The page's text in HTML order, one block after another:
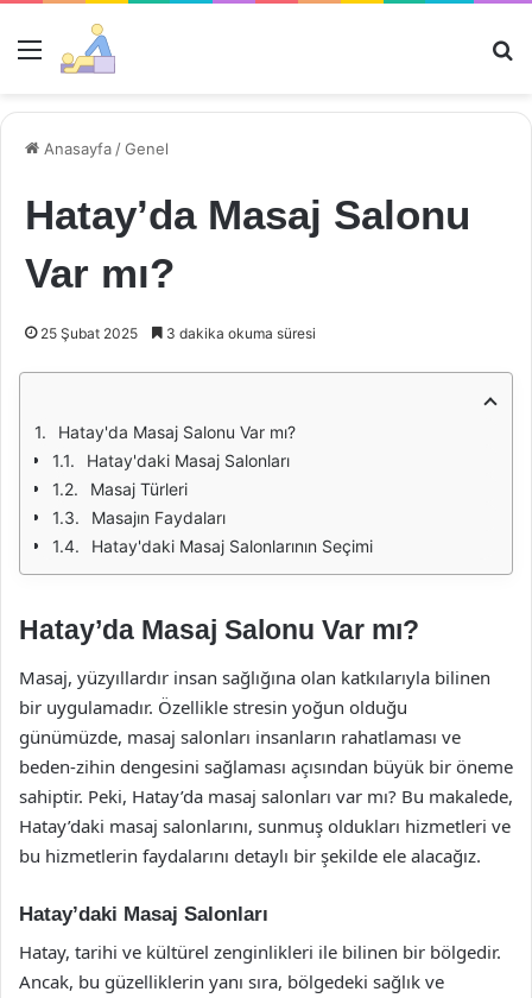
Menü
Anasayfa /Genel
Hatay’da Masaj Salonu
Var mı?
25 Şubat 2025 3 dakika okuma süresi
Hatay'da Masaj Salonu Var mı?
Hatay'daki Masaj Salonları
Masaj Türleri
Masajın Faydaları
Hatay'daki Masaj Salonlarının Seçimi
Hatay’da Masaj Salonu Var mı?
Masaj, yüzyıllardır insan sağlığına olan katkılarıyla bilinen
bir uygulamadır. Özellikle stresin yoğun olduğu
günümüzde, masaj salonları insanların rahatlaması ve
beden-zihin dengesini sağlaması açısından büyük bir öneme
sahiptir. Peki, Hatay’da masaj salonları var mı? Bu makalede,
Hatay’daki masaj salonlarını, sunmuş oldukları hizmetleri ve
bu hizmetlerin faydalarını detaylı bir şekilde ele alacağız.
Hatay’daki Masaj Salonları
Hatay, tarihi ve kültürel zenginlikleri ile bilinen bir bölgedir.
Ancak, bu güzelliklerin yanı sıra, bölgedeki sağlık ve